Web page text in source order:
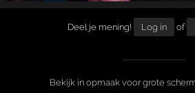
Deel je mening! Log in of
Bekijk in opmaak voor grote